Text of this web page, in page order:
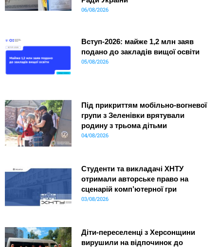
06/08/2026
Вступ-2026: майже 1,2 млн заяв
подано до закладів вищої освіти
05/08/2026
Під прикриттям мобільно-вогневої
групи з Зеленівки врятували
родину з трьома дітьми
04/08/2026
Студенти та викладачі ХНТУ
отримали авторське право на
сценарій комп’ютерної гри
03/08/2026
Діти-переселенці з Херсонщини
вирушили на відпочинок до